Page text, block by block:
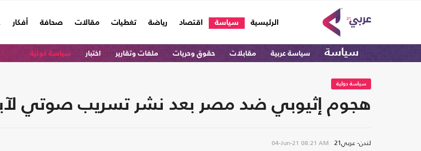
الرئيسية
(current) سياسة اقتصاد رياضة تغطيات مقالات صحافة أفكار
سياسة سياسة عربية مقابلات حقوق وحريات ملفات وتقارير اختبار سياسة دولية
سياسة دولية
هجوم إثيوبي ضد مصر بعد نشر تسريب صوتي
لندن- عربي21 04-Jun-21 08:21 AM